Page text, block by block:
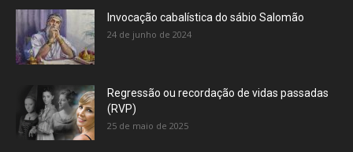
Invocação cabalística do sábio Salomão
24 de junho de 2024
Regressão ou recordação de vidas passadas
(RVP)
25 de maio de 2025